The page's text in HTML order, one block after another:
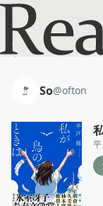
So"
ホーム So
So@ofton